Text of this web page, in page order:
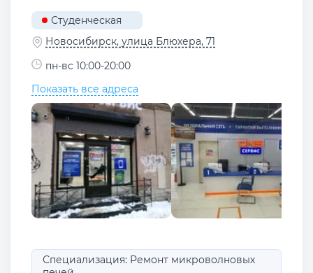
Студенческая
Новосибирск, улица Блюхера, 71
пн-вс 10:00-20:00
Показать все адреса
Специализация: Ремонт микроволновых